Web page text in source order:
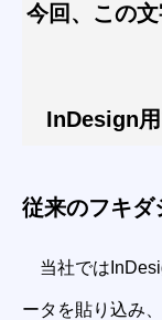
今回、この
InDesign用
従来のフキダ
当社では
ータを貼り込み